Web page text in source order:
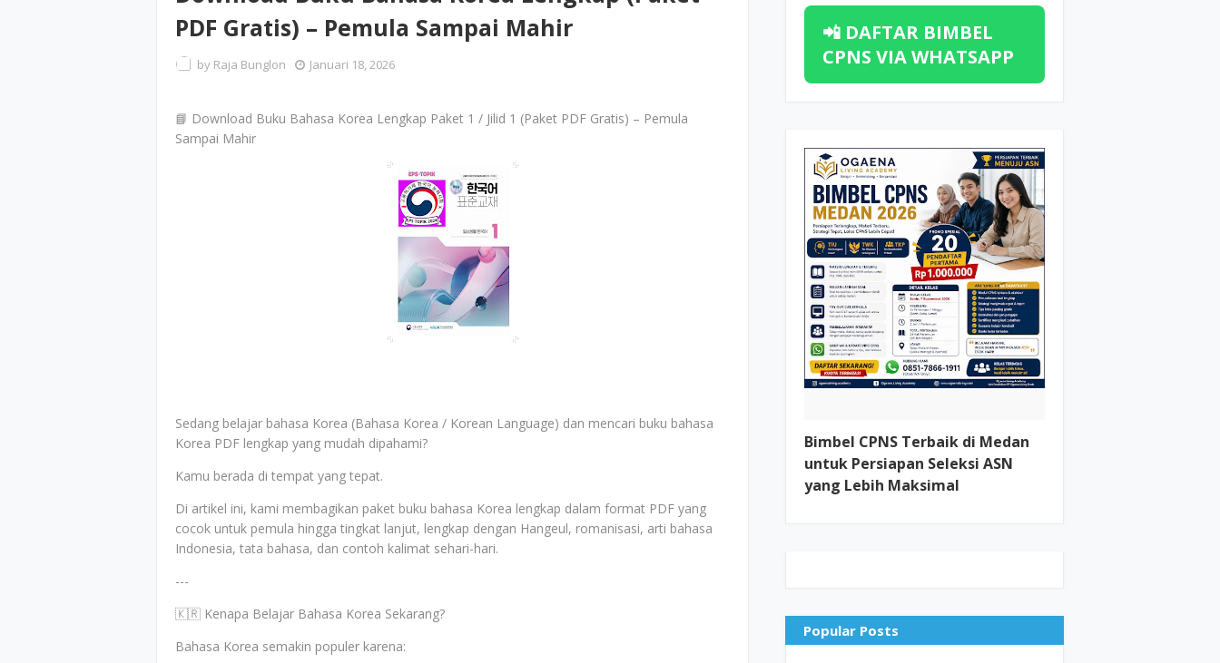
PDF Gratis) – Pemula Sampai Mahir
by Raja Bunglon Januari 18, 2026
📘 Download Buku Bahasa Korea Lengkap Paket 1 / Jilid 1 (Paket PDF Gratis) – Pemula
Sampai Mahir
Sedang belajar bahasa Korea (Bahasa Korea / Korean Language) dan mencari buku bahasa
Korea PDF lengkap yang mudah dipahami?
Kamu berada di tempat yang tepat.
Di artikel ini, kami membagikan paket buku bahasa Korea lengkap dalam format PDF yang
cocok untuk pemula hingga tingkat lanjut, lengkap dengan Hangeul, romanisasi, arti bahasa
Indonesia, tata bahasa, dan contoh kalimat sehari-hari.
---
🇰🇷 Kenapa Belajar Bahasa Korea Sekarang?
Bahasa Korea semakin populer karena:
📲 DAFTAR BIMBEL
CPNS VIA WHATSAPP
Bimbel CPNS Terbaik di Medan
untuk Persiapan Seleksi ASN
yang Lebih Maksimal
Popular Posts